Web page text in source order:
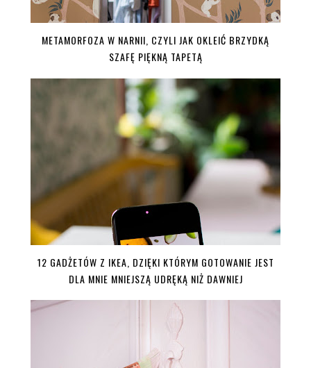
METAMORFOZA W NARNII, CZYLI JAK OKLEIĆ BRZYDKĄ
SZAFĘ PIĘKNĄ TAPETĄ
12 GADŻETÓW Z IKEA, DZIĘKI KTÓRYM GOTOWANIE JEST
DLA MNIE MNIEJSZĄ UDRĘKĄ NIŻ DAWNIEJ